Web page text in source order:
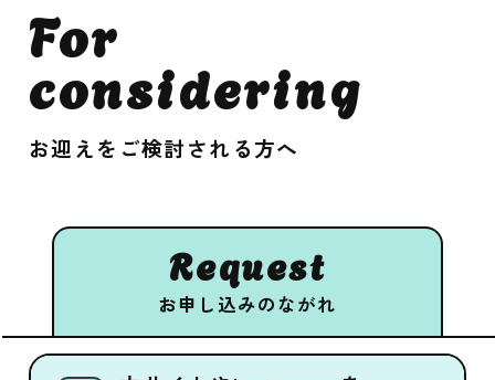
For
considering
お迎えをご検討される方へ
Request
お申し込みのながれ